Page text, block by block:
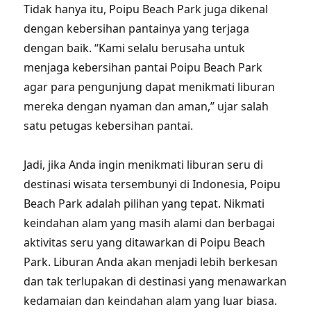
Tidak hanya itu, Poipu Beach Park juga dikenal
dengan kebersihan pantainya yang terjaga
dengan baik. “Kami selalu berusaha untuk
menjaga kebersihan pantai Poipu Beach Park
agar para pengunjung dapat menikmati liburan
mereka dengan nyaman dan aman,” ujar salah
satu petugas kebersihan pantai.
Jadi, jika Anda ingin menikmati liburan seru di
destinasi wisata tersembunyi di Indonesia, Poipu
Beach Park adalah pilihan yang tepat. Nikmati
keindahan alam yang masih alami dan berbagai
aktivitas seru yang ditawarkan di Poipu Beach
Park. Liburan Anda akan menjadi lebih berkesan
dan tak terlupakan di destinasi yang menawarkan
kedamaian dan keindahan alam yang luar biasa.